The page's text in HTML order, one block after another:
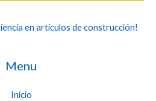
en artículos de construcción!
Menu
Inicio